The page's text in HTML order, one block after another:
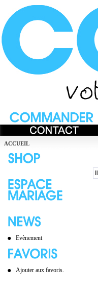
ACCUEIL
Evènement
Ajouter aux favoris.